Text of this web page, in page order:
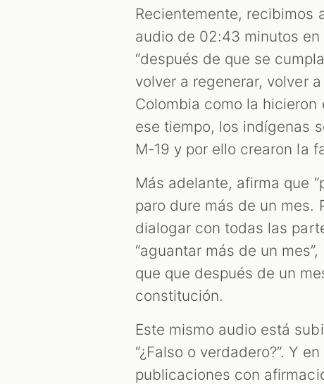
Recientemente,
audio de 02:43 minutos
“después de que se
volver a regenerar, volver
Colombia como la hicieron
ese tiempo, los indígenas
M-19 y por ello crearon la
Más adelante, afirma que
paro dure más de un mes.
dialogar con todas las
“aguantar más de un
que que después de un
constitución.
Este mismo audio está
“¿Falso o verdadero?”. Y
publicaciones con